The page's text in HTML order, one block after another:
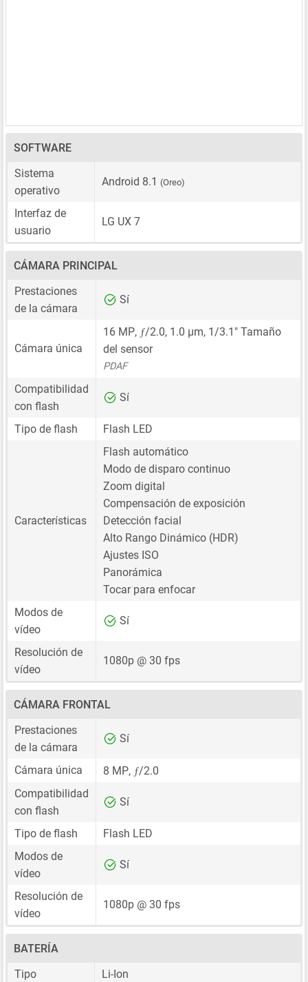
SOFTWARE
Sistema
operativo
Android 8.1 (Oreo)
Interfaz de
usuario
LG UX 7
CÁMARA PRINCIPAL
Prestaciones
de la cámara
Sí
Cámara única
16 MP, ƒ/2.0, 1.0 μm, 1/3.1" Tamaño
del sensor
PDAF
Compatibilidad
con flash
Sí
Tipo de flash Flash LED
Características
Flash automático
Modo de disparo continuo
Zoom digital
Compensación de exposición
Detección facial
Alto Rango Dinámico (HDR)
Ajustes ISO
Panorámica
Tocar para enfocar
Modos de
vídeo
Sí
Resolución de
vídeo
1080p @ 30 fps
CÁMARA FRONTAL
Prestaciones
de la cámara
Sí
Cámara única 8 MP, ƒ/2.0
Compatibilidad
con flash
Sí
Tipo de flash
Flash LED
Modos de
vídeo
Sí
Resolución de
vídeo
1080p @ 30 fps
BATERÍA
Tipo
Li-Ion